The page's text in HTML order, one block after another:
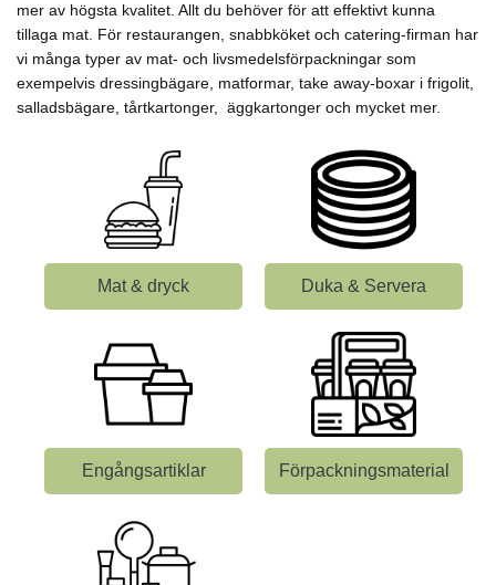
mer av högsta kvalitet. Allt du behöver för att effektivt kunna
tillaga mat. För restaurangen, snabbköket och catering-firman har
vi många typer av mat- och livsmedelsförpackningar som
exempelvis dressingbägare, matformar, take away-boxar i frigolit,
salladsbägare, tårtkartonger, äggkartonger och mycket mer.
Mat & dryck Duka & Servera
Engångsartiklar Förpackningsmaterial